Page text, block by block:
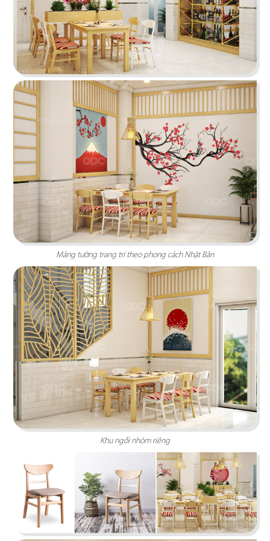
BONCHON CHICKEN
Thiết kế lấy sắc đỏ - cam - xám làm chủ đạo tạo
một tổng thể năng động
Chi tiết
HOÀNG TÂM
Phong cách Indochine lấy thiên nhiên làm điểm
nhấn tái hiện nét văn hóa Đông và Tây
Chi tiết
Mảng tường trang trí theo phong cách Nhật Bản
Khu ngồi nhóm riêng